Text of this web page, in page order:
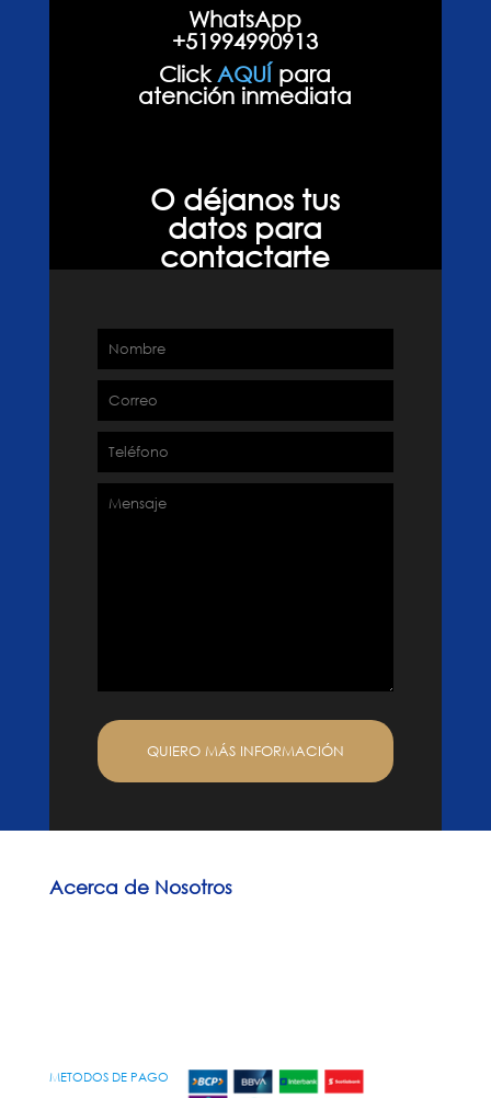
WhatsApp
+51994990913
Click AQUÍ para
atención inmediata
O déjanos tus
datos para
contactarte
Acerca de Nosotros
METODOS DE PAGO